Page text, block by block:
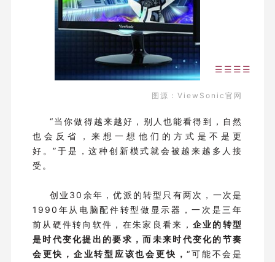
☰☰☰☰
图源：ViewSonic官网
“当你做得越来越好，别人也能看得到，自然
也会反省，来想一想他们的方式是不是更
好。”于是，这种创新模式就会被越来越多人接
受。
创业30余年，优派的转型只有两次，一次是
1990年从电脑配件转型做显示器，一次是三年
前从硬件转向软件，在朱家良看来， 企业的转型
是时代变化提出的要求，而未来时代变化的节奏
会更快，企业转型应该也会更快，“可能不会是